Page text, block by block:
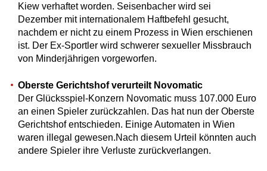
Kiew verhaftet worden. Seisenbacher wird sei
Dezember mit internationalem Haftbefehl gesucht,
nachdem er nicht zu einem Prozess in Wien erschienen
ist. Der Ex-Sportler wird schwerer sexueller Missbrauch
von Minderjährigen vorgeworfen.
Oberste Gerichtshof verurteilt Novomatic
Der Glücksspiel-Konzern Novomatic muss 107.000 Euro
an einen Spieler zurückzahlen. Das hat nun der Oberste
Gerichtshof entschieden. Einige Automaten in Wien
waren illegal gewesen.Nach diesem Urteil könnten auch
andere Spieler ihre Verluste zurückverlangen.